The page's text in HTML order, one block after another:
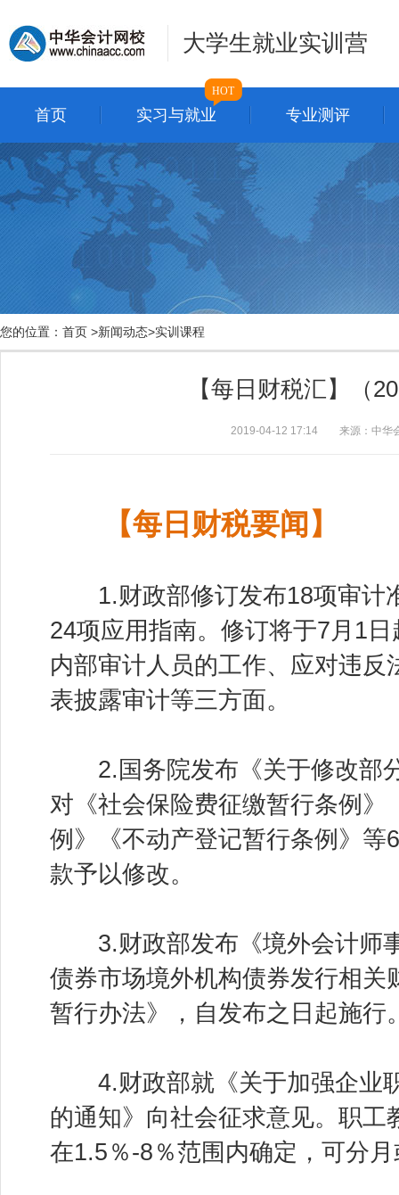
大学生就业实训营
首页 实习与就业
HOT
专业测评
您的位置： 首页 >新闻动态>实训课程
【每日财税汇】（
2019-04-12 17:14 来源：中华
【每日财税要闻】
1.财政部修订发布18项审计
24项应用指南。修订将于7月1
内部审计人员的工作、应对违反
表披露审计等三方面。
2.国务院发布《关于修改部
对《社会保险费征缴暂行条例》
例》《不动产登记暂行条例》等
款予以修改。
3.财政部发布《境外会计师
债券市场境外机构债券发行相关
暂行办法》，自发布之日起施行
4.财政部就《关于加强企业
的通知》向社会征求意见。职工
在1.5％-8％范围内确定，可分